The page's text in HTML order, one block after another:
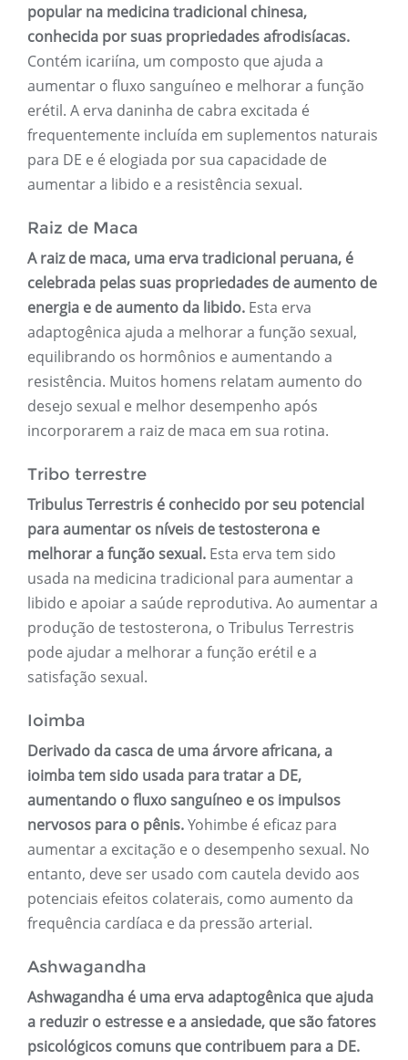
popular na medicina tradicional chinesa,
conhecida por suas propriedades afrodisíacas.
Contém icariína, um composto que ajuda a
aumentar o fluxo sanguíneo e melhorar a função
erétil. A erva daninha de cabra excitada é
frequentemente incluída em suplementos naturais
para DE e é elogiada por sua capacidade de
aumentar a libido e a resistência sexual.
Raiz de Maca
A raiz de maca, uma erva tradicional peruana, é
celebrada pelas suas propriedades de aumento de
energia e de aumento da libido. Esta erva
adaptogênica ajuda a melhorar a função sexual,
equilibrando os hormônios e aumentando a
resistência. Muitos homens relatam aumento do
desejo sexual e melhor desempenho após
incorporarem a raiz de maca em sua rotina.
Tribo terrestre
Tribulus Terrestris é conhecido por seu potencial
para aumentar os níveis de testosterona e
melhorar a função sexual. Esta erva tem sido
usada na medicina tradicional para aumentar a
libido e apoiar a saúde reprodutiva. Ao aumentar a
produção de testosterona, o Tribulus Terrestris
pode ajudar a melhorar a função erétil e a
satisfação sexual.
Ioimba
Derivado da casca de uma árvore africana, a
ioimba tem sido usada para tratar a DE,
aumentando o fluxo sanguíneo e os impulsos
nervosos para o pênis.Yohimbe é eficaz para
aumentar a excitação e o desempenho sexual. No
entanto, deve ser usado com cautela devido aos
potenciais efeitos colaterais, como aumento da
frequência cardíaca e da pressão arterial.
Ashwagandha
Ashwagandha é uma erva adaptogênica que ajuda
a reduzir o estresse e a ansiedade, que são fatores
psicológicos comuns que contribuem para a DE.